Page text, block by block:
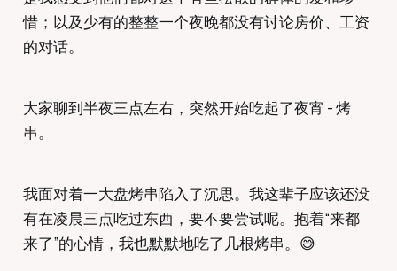
惜；以及少有的整整一个夜晚都没有讨论房价、工资
的对话。
大家聊到半夜三点左右，突然开始吃起了夜宵 - 烤
串。
我面对着一大盘烤串陷入了沉思。我这辈子应该还没
有在凌晨三点吃过东西，要不要尝试呢。抱着“来都
来了”的心情，我也默默地吃了几根烤串。😅